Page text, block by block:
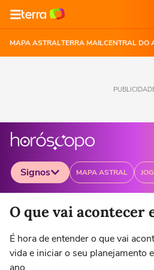
MAPA ASTRALTERRA MAILCENTRAL DO
Signos MAPA ASTRAL
Selecione o signo para ver as
Áries Touro
O que vai acontecer
É hora de entender o que vai
vida e iniciar o seu planejamento